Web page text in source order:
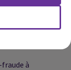
aux
à